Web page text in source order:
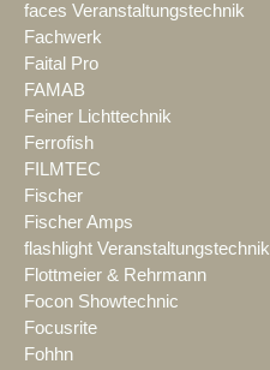
faces Veranstaltungstechnik
Fachwerk
Faital Pro
FAMAB
Feiner Lichttechnik
Ferrofish
FILMTEC
Fischer
Fischer Amps
flashlight Veranstaltungstechnik
Flottmeier & Rehrmann
Focon Showtechnic
Focusrite
Fohhn